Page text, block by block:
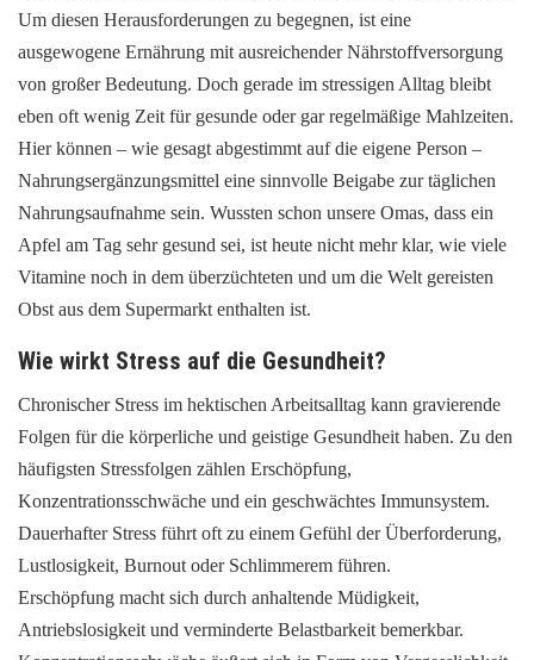
Um diesen Herausforderungen zu begegnen, ist eine
ausgewogene Ernährung mit ausreichender Nährstoffversorgung
von großer Bedeutung. Doch gerade im stressigen Alltag bleibt
eben oft wenig Zeit für gesunde oder gar regelmäßige Mahlzeiten.
Hier können – wie gesagt abgestimmt auf die eigene Person –
Nahrungsergänzungsmittel eine sinnvolle Beigabe zur täglichen
Nahrungsaufnahme sein. Wussten schon unsere Omas, dass ein
Apfel am Tag sehr gesund sei, ist heute nicht mehr klar, wie viele
Vitamine noch in dem überzüchteten und um die Welt gereisten
Obst aus dem Supermarkt enthalten ist.
Wie wirkt Stress auf die Gesundheit?
Chronischer Stress im hektischen Arbeitsalltag kann gravierende
Folgen für die körperliche und geistige Gesundheit haben. Zu den
häufigsten Stressfolgen zählen Erschöpfung,
Konzentrationsschwäche und ein geschwächtes Immunsystem.
Dauerhafter Stress führt oft zu einem Gefühl der Überforderung,
Lustlosigkeit, Burnout oder Schlimmerem führen.
Erschöpfung macht sich durch anhaltende Müdigkeit,
Antriebslosigkeit und verminderte Belastbarkeit bemerkbar.